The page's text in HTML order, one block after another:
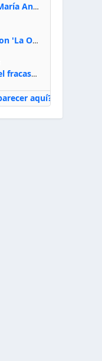
Santa Mama Antula (María Antonia de Paz y Figueroa)
Tres horas atrapado con 'La Odisea' de Nolan
Lo que aprendimos del fracaso al emprender
aquí?